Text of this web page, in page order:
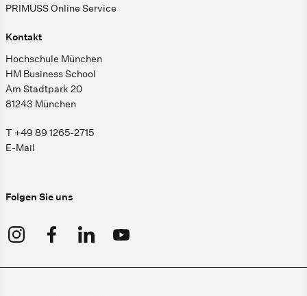
PRIMUSS Online Service
Kontakt
Hochschule München
HM Business School
Am Stadtpark 20
81243 München
T +49 89 1265-2715
E-Mail
Folgen Sie uns